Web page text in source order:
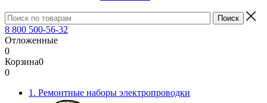
8 800 500-56-32
Отложенные
0
Корзина0
0
1. Ремонтные наборы электропроводки